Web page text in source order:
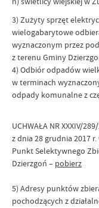
3) Zużyty sprzęt
wielogabarytowe
wyznaczonym przez
z terenu Gminy
4) Odbiór odpadów
w terminach
odpady komunalne z
UCHWAŁA NR XXXIV/
z dnia 28 grudnia 2017
Punkt Selektywnego
Dzierzgoń – pobierz
5) Adresy punktów
pochodzących z